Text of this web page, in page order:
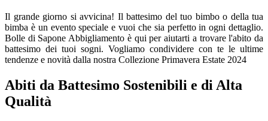
Il grande giorno si avvicina! Il battesimo del tuo bimbo o della tua
bimba è un evento speciale e vuoi che sia perfetto in ogni dettaglio.
Bolle di Sapone Abbigliamento è qui per aiutarti a trovare l'abito da
battesimo dei tuoi sogni. Vogliamo condividere con te le ultime
tendenze e novità dalla nostra Collezione Primavera Estate 2024
Abiti da Battesimo Sostenibili e di Alta
Qualità